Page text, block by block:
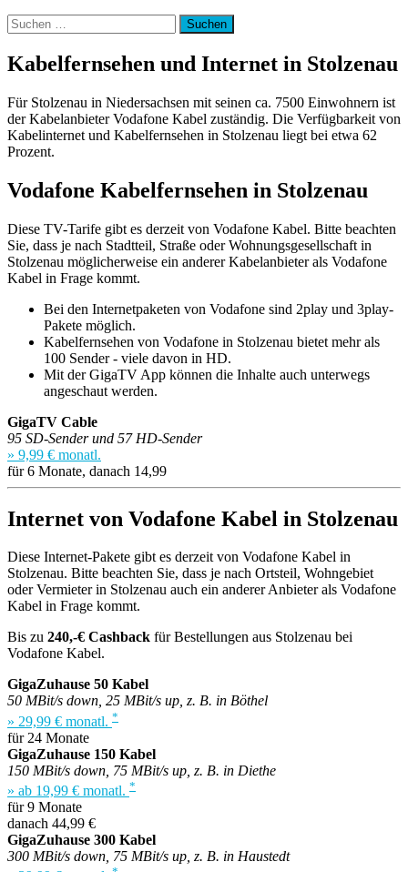
Suchen
nach:
Kabelfernsehen und Internet in Stolzenau
Für Stolzenau in Niedersachsen mit seinen ca. 7500 Einwohnern ist
der Kabelanbieter Vodafone Kabel zuständig. Die Verfügbarkeit von
Kabelinternet und Kabelfernsehen in Stolzenau liegt bei etwa 62
Prozent.
Vodafone Kabelfernsehen in Stolzenau
Diese TV-Tarife gibt es derzeit von Vodafone Kabel. Bitte beachten
Sie, dass je nach Stadtteil, Straße oder Wohnungsgesellschaft in
Stolzenau möglicherweise ein anderer Kabelanbieter als Vodafone
Kabel in Frage kommt.
Bei den Internetpaketen von Vodafone sind 2play und 3play-
Pakete möglich.
Kabelfernsehen von Vodafone in Stolzenau bietet mehr als
100 Sender - viele davon in HD.
Mit der GigaTV App können die Inhalte auch unterwegs
angeschaut werden.
GigaTV Cable
95 SD-Sender und 57 HD-Sender
» 9,99 € monatl.
für 6 Monate, danach 14,99
Internet von Vodafone Kabel in Stolzenau
Diese Internet-Pakete gibt es derzeit von Vodafone Kabel in
Stolzenau. Bitte beachten Sie, dass je nach Ortsteil, Wohngebiet
oder Vermieter in Stolzenau auch ein anderer Anbieter als Vodafone
Kabel in Frage kommt.
Bis zu 240,-€ Cashback für Bestellungen aus Stolzenau bei
Vodafone Kabel.
GigaZuhause 50 Kabel
50 MBit/s down, 25 MBit/s up, z. B. in Böthel
» 29,99 € monatl. *
für 24 Monate
GigaZuhause 150 Kabel
150 MBit/s down, 75 MBit/s up, z. B. in Diethe
» ab 19,99 € monatl. *
für 9 Monate
danach 44,99 €
GigaZuhause 300 Kabel
300 MBit/s down, 75 MBit/s up, z. B. in Haustedt